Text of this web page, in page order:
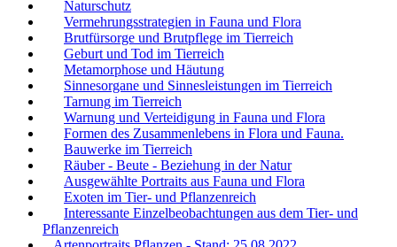
Naturschutz
Vermehrungsstrategien in Fauna und Flora
Brutfürsorge und Brutpflege im Tierreich
Geburt und Tod im Tierreich
Metamorphose und Häutung
Sinnesorgane und Sinnesleistungen im Tierreich
Tarnung im Tierreich
Warnung und Verteidigung in Fauna und Flora
Formen des Zusammenlebens in Flora und Fauna.
Bauwerke im Tierreich
Räuber - Beute - Beziehung in der Natur
Ausgewählte Portraits aus Fauna und Flora
Exoten im Tier- und Pflanzenreich
Interessante Einzelbeobachtungen aus dem Tier- und
Pflanzenreich